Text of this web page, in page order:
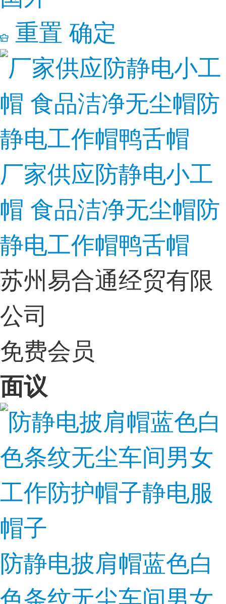
重置 确定
厂家供应防静电小工
帽 食品洁净无尘帽防
静电工作帽鸭舌帽
苏州易合通经贸有限
公司
免费会员
面议
防静电披肩帽蓝色白
色条纹无尘车间男女